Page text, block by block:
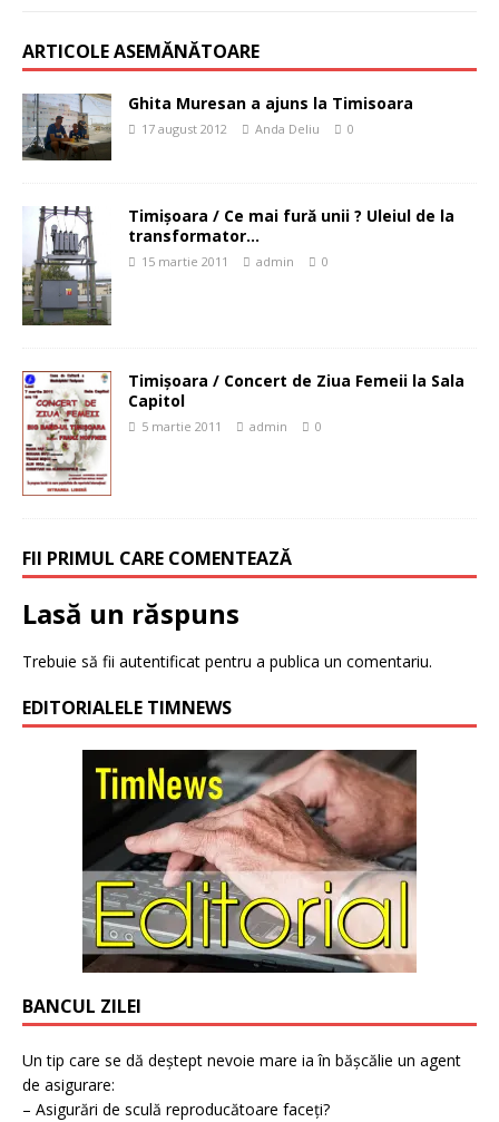
ARTICOLE ASEMĂNĂTOARE
Ghita Muresan a ajuns la Timisoara
17 august 2012 Anda Deliu 0
Timişoara / Ce mai fură unii ? Uleiul de la
transformator…
15 martie 2011 admin 0
Timişoara / Concert de Ziua Femeii la Sala
Capitol
5 martie 2011 admin 0
FII PRIMUL CARE COMENTEAZĂ
Lasă un răspuns
Trebuie să fii autentificat pentru a publica un comentariu.
EDITORIALELE TIMNEWS
BANCUL ZILEI
Un tip care se dă deștept nevoie mare ia în bășcălie un agent
de asigurare:
– Asigurări de sculă reproducătoare faceți?